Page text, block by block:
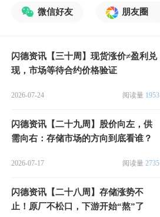
微信好友 朋友圈
闪德资讯【三十周】现货涨价≠盈利兑
现，市场等待合约价格验证
2026-07-24 阅读量 1953
闪德资讯【二十九周】股价向左，供
需向右：存储市场的方向到底看谁？
2026-07-17 阅读量 2735
闪德资讯【二十八周】存储涨势不
止！原厂不松口，下游开始“熬”了